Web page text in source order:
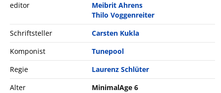
editor
Meibrit Ahrens
Thilo Voggenreiter
Schriftsteller
Carsten Kukla
Komponist
Tunepool
Regie
Laurenz Schlüter
Alter
MinimalAge 6